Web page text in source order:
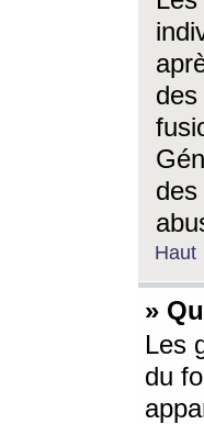
Haut
»
Les
du